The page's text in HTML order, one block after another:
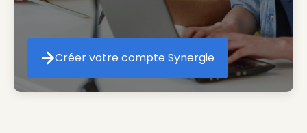
Créer votre compte Synergie
Créer votre compte Synergie